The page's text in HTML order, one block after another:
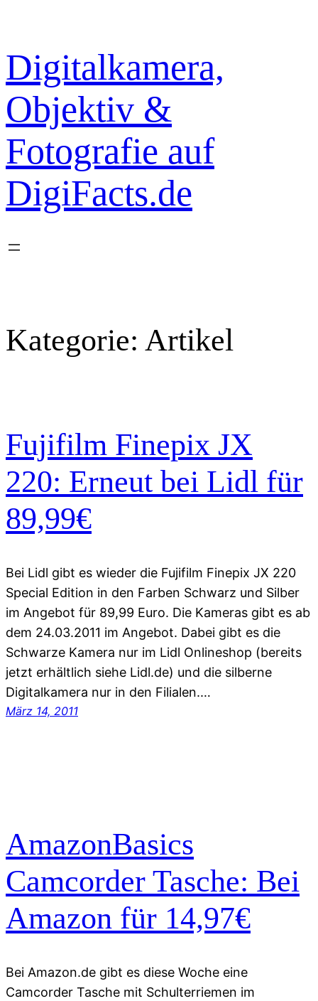
springen
Digitalkamera,
Objektiv &
Fotografie auf
DigiFacts.de
Kategorie: Artikel
Fujifilm Finepix JX
220: Erneut bei Lidl für
89,99€
Bei Lidl gibt es wieder die Fujifilm Finepix JX 220
Special Edition in den Farben Schwarz und Silber
im Angebot für 89,99 Euro. Die Kameras gibt es ab
dem 24.03.2011 im Angebot. Dabei gibt es die
Schwarze Kamera nur im Lidl Onlineshop (bereits
jetzt erhältlich siehe Lidl.de) und die silberne
Digitalkamera nur in den Filialen.…
März 14, 2011
AmazonBasics
Camcorder Tasche: Bei
Amazon für 14,97€
Bei Amazon.de gibt es diese Woche eine
Camcorder Tasche mit Schulterriemen im